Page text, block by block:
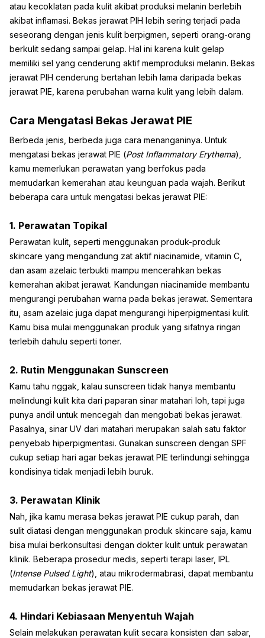
atau kecoklatan pada kulit akibat produksi melanin berlebih
akibat inflamasi. Bekas jerawat PIH lebih sering terjadi pada
seseorang dengan jenis kulit berpigmen, seperti orang-orang
berkulit sedang sampai gelap. Hal ini karena kulit gelap
memiliki sel yang cenderung aktif memproduksi melanin. Bekas
jerawat PIH cenderung bertahan lebih lama daripada bekas
jerawat PIE, karena perubahan warna kulit yang lebih dalam.
Cara Mengatasi Bekas Jerawat PIE
Berbeda jenis, berbeda juga cara menanganinya. Untuk
mengatasi bekas jerawat PIE (Post Inflammatory Erythema),
kamu memerlukan perawatan yang berfokus pada
memudarkan kemerahan atau keunguan pada wajah. Berikut
beberapa cara untuk mengatasi bekas jerawat PIE:
1. Perawatan Topikal
Perawatan kulit, seperti menggunakan produk-produk
skincare yang mengandung zat aktif niacinamide, vitamin C,
dan asam azelaic terbukti mampu mencerahkan bekas
kemerahan akibat jerawat. Kandungan niacinamide membantu
mengurangi perubahan warna pada bekas jerawat. Sementara
itu, asam azelaic juga dapat mengurangi hiperpigmentasi kulit.
Kamu bisa mulai menggunakan produk yang sifatnya ringan
terlebih dahulu seperti toner.
2. Rutin Menggunakan Sunscreen
Kamu tahu nggak, kalau sunscreen tidak hanya membantu
melindungi kulit kita dari paparan sinar matahari loh, tapi juga
punya andil untuk mencegah dan mengobati bekas jerawat.
Pasalnya, sinar UV dari matahari merupakan salah satu faktor
penyebab hiperpigmentasi. Gunakan sunscreen dengan SPF
cukup setiap hari agar bekas jerawat PIE terlindungi sehingga
kondisinya tidak menjadi lebih buruk.
3. Perawatan Klinik
Nah, jika kamu merasa bekas jerawat PIE cukup parah, dan
sulit diatasi dengan menggunakan produk skincare saja, kamu
bisa mulai berkonsultasi dengan dokter kulit untuk perawatan
klinik. Beberapa prosedur medis, seperti terapi laser, IPL
(Intense Pulsed Light), atau mikrodermabrasi, dapat membantu
memudarkan bekas jerawat PIE.
4. Hindari Kebiasaan Menyentuh Wajah
Selain melakukan perawatan kulit secara konsisten dan sabar,